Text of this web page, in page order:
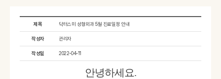
제목 닥터스미 성형외과 5월 진료일정 안내
작성자 관리자
작성일 2022-04-11
안녕하세요.